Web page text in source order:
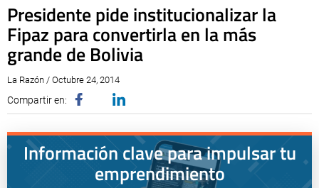
Presidente pide institucionalizar la
Fipaz para convertirla en la más
grande de Bolivia
La Razón / Octubre 24, 2014
Compartir en:
Información clave para impulsar tu
emprendimiento